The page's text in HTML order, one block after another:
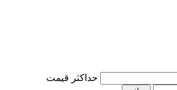
حداكثر قيمت